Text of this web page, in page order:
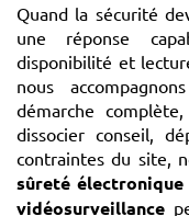
Quand la sécurité
une réponse
disponibilité et
nous
démarche
dissocier conseil,
contraintes du site,
sûreté électronique
vidéosurveillance